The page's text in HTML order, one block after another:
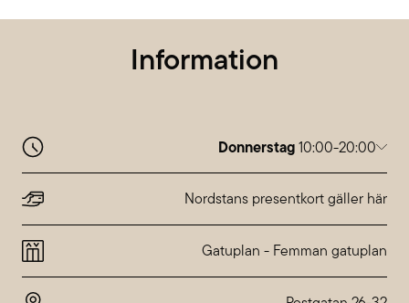
Information
Donnerstag10:00-20:00
Montag
10:00-20:00
10:00-20:00
10:00-20:00
Nordstans presentkort gäller här
Gatuplan - Femman gatuplan